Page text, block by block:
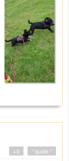
" quote "
+0